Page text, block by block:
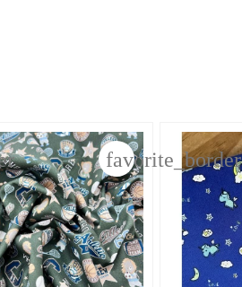
favorite_border